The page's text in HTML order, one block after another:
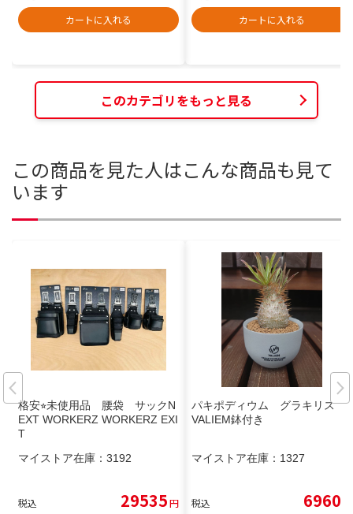
カートに入れる
カートに入れる
このカテゴリをもっと見る
この商品を見た人はこんな商品も見て
います
格安⭐︎未使用品 腰袋 サックN
EXT WORKERZ WORKERZ EXI
T
マイストア在庫： 3192
税込 29535円
パキポディウム グラキリス
VALIEM鉢付き
マイストア在庫： 1327
税込 6960